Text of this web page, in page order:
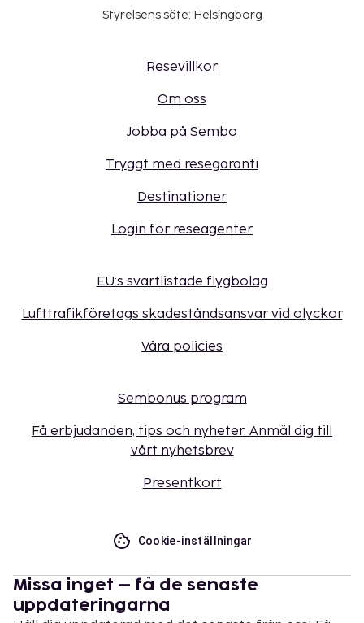
Styrelsens säte: Helsingborg
Resevillkor
Om oss
Jobba på Sembo
Tryggt med resegaranti
Destinationer
Login för reseagenter
EU:s svartlistade flygbolag
Lufttrafikföretags skadeståndsansvar vid olyckor
Våra policies
Sembonus program
Få erbjudanden, tips och nyheter. Anmäl dig till
vårt nyhetsbrev
Presentkort
Cookie-inställningar
Missa inget – få de senaste
uppdateringarna